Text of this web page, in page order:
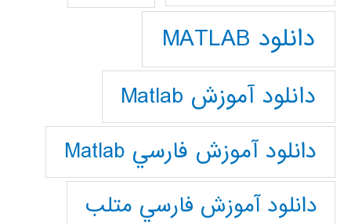
دانلود MATLAB
دانلود آموزش Matlab
دانلود آموزش فارسي Matlab
دانلود آموزش فارسي متلب